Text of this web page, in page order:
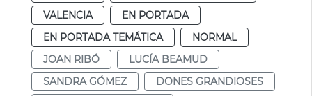
VALENCIA
EN PORTADA
EN PORTADA TEMÁTICA
NORMAL
JOAN RIBÓ
LUCÍA BEAMUD
SANDRA GÓMEZ
DONES GRANDIOSES